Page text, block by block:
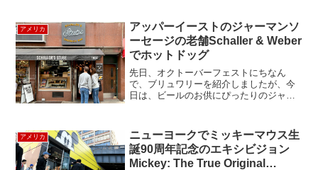
アメリカ
アッパーイーストのジャーマンソ
ーセージの老舗Schaller & Weber
でホットドッグ
先日、オクトーバーフェストにちなん
で、ブリュワリーを紹介しましたが、今
日は、ビールのお供にぴったりのジャー
Schaller’s Stube Sausage ...
アメリカ
ニューヨークでミッキーマウス生
誕90周年記念のエキシビジョン
Mickey: The True Original